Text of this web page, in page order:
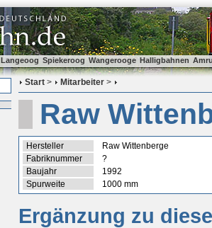
Langeoog Spiekeroog Wangerooge Halligbahnen
Start > Mitarbeiter >
Raw
Hersteller
Raw Wittenberge
Fabriknummer
?
Baujahr
1992
Spurweite
1000 mm
Ergänzung zu